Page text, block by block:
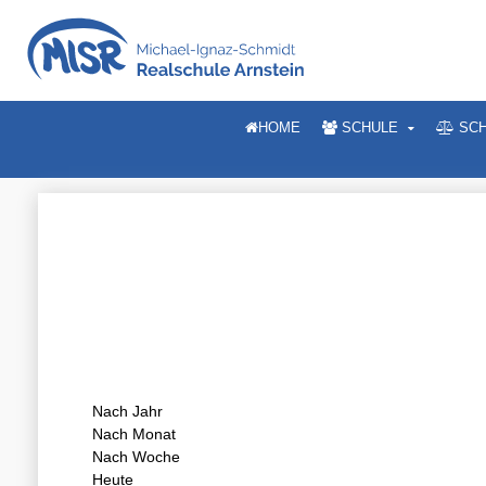
HOME SCHULE
Nach Jahr
Nach Monat
Nach Woche
Heute